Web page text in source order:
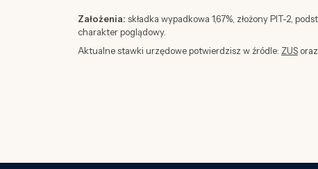
Założenia: składka wypadkowa 1,67%, złożony PIT-2,
charakter poglądowy.
Aktualne stawki urzędowe potwierdzisz w źródle: ZUS oraz